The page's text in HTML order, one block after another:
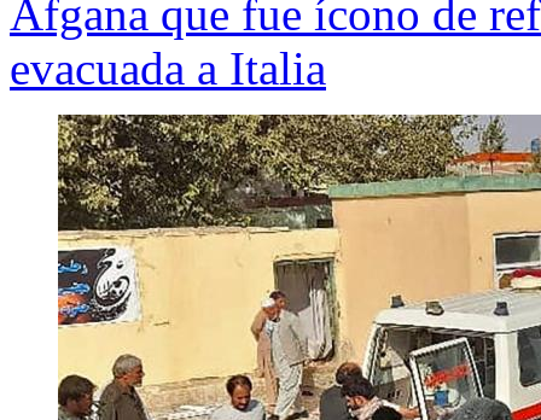
Afgana que fue ícono de
evacuada a Italia